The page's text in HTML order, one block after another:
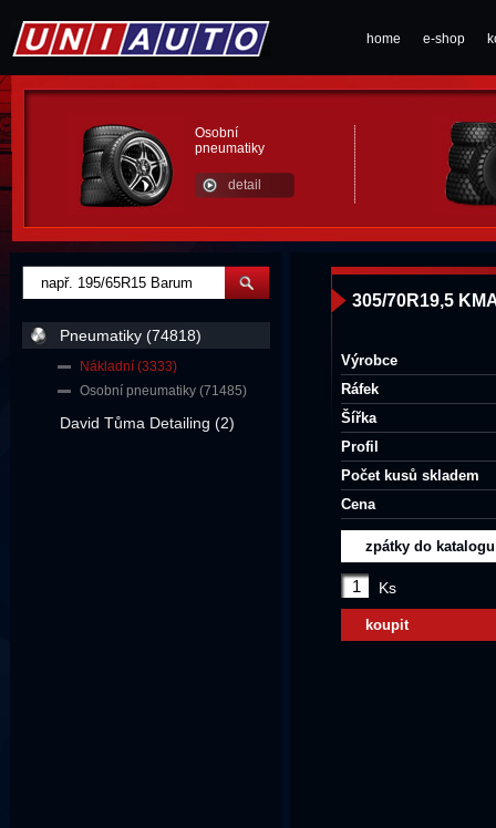
home e-shop
Osobní
pneumatiky
detail
305/70R19,5
Výrobce
Ráfek
Šířka
Profil
Počet kusů skladem
Cena
zpátky do katalogu
Ks
koupit
Pneumatiky (74818)
Nákladní (3333)
Osobní pneumatiky (71485)
David Tůma Detailing (2)